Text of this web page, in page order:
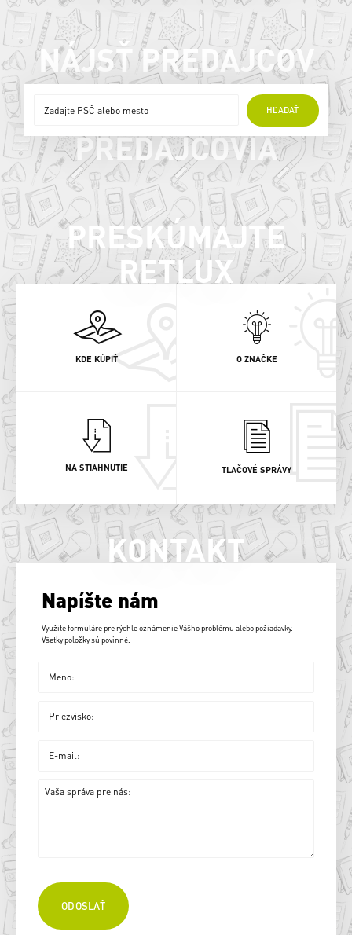
NÁJSŤ PREDAJCOV
HĽADAŤ
ONLINE
PREDAJCOVIA
PRESKÚMAJTE
RETLUX
KDE KÚPIŤ O ZNAČKE
NA STIAHNUTIE TLAČOVÉ SPRÁVY
KONTAKT
Napíšte nám
Využite formuláre pre rýchle oznámenie Vášho problému alebo požiadavky.
Všetky položky sú povinné.